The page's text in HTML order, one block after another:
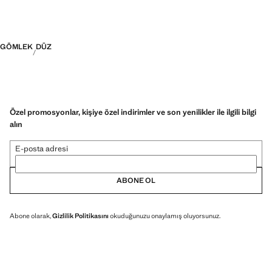
GÖMLEK DÜZ
Özel promosyonlar, kişiye özel indirimler ve son yenilikler ile ilgili bilgi
alın
E-posta adresi
ABONE OL
Abone olarak,Gizlilik Politikasını okuduğunuzu onaylamış oluyorsunuz.